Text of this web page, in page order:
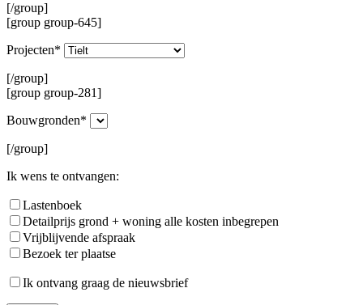
[/group]
[group group-645]
Projecten*
[/group]
[group group-281]
Bouwgronden*
[/group]
Ik wens te ontvangen:
Lastenboek
Detailprijs grond + woning alle kosten inbegrepen
Vrijblijvende afspraak
Bezoek ter plaatse
Ik ontvang graag de nieuwsbrief